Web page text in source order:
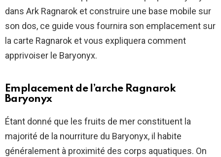
dans Ark Ragnarok et construire une base mobile sur
son dos, ce guide vous fournira son emplacement sur
la carte Ragnarok et vous expliquera comment
apprivoiser le Baryonyx.
Emplacement de l’arche Ragnarok
Baryonyx
Étant donné que les fruits de mer constituent la
majorité de la nourriture du Baryonyx, il habite
généralement à proximité des corps aquatiques. On